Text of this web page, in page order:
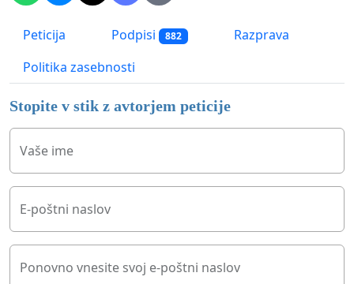
Peticija Podpisi 882
Razprava
Politika zasebnosti
Stopite v stik z avtorjem peticije
Vaše ime
E-poštni naslov
Ponovno vnesite svoj e-poštni naslov